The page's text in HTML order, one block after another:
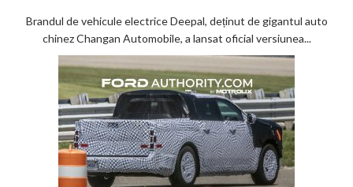
senzor
LiDAR
de
la
aproximativ
Brandul de vehicule electrice Deepal, deținut de gigantul auto
chinez Changan Automobile, a lansat oficial versiunea...